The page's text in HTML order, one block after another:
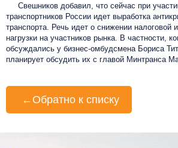
Свешников добавил, что сейчас при
транспортников России идет выработка
транспорта. Речь идет о снижении налоговой
нагрузки на участников рынка. В частности,
обсуждались у бизнес-омбудсмена Бориса
планирует обсудить их с главой Минтранса
← Обратно к списку